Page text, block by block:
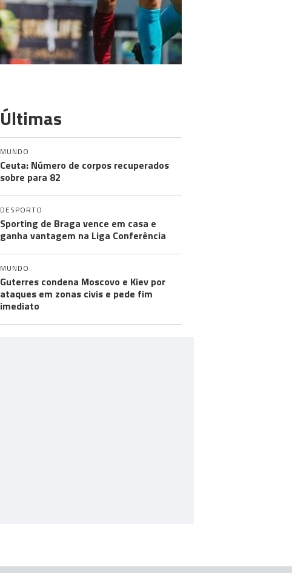
Últimas
MUNDO
Ceuta: Número de corpos recuperados
sobre para 82
DESPORTO
Sporting de Braga vence em casa e
ganha vantagem na Liga Conferência
MUNDO
Guterres condena Moscovo e Kiev por
ataques em zonas civis e pede fim
imediato